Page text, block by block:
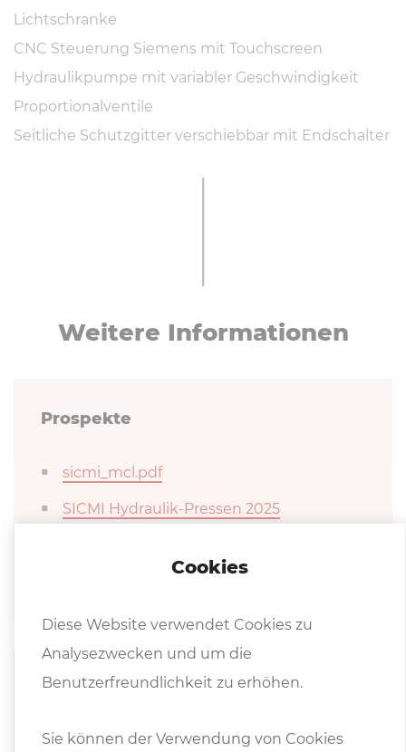
Lichtschranke
CNC Steuerung Siemens mit Touchscreen
Hydraulikpumpe mit variabler Geschwindigkeit
Proportionalventile
Seitliche Schutzgitter verschiebbar mit Endschalter
Weitere In­for­ma­tio­nen
Prospekte
sicmi_mcl.pdf
SICMI Hydraulik-Pressen 2025
Pro­dukt­vi­deo
60
Cookies
Diese Website verwendet Cookies zu
Analysezwecken und um die
Benutzerfreundlichkeit zu erhöhen.
Sie können der Verwendung von Cookies